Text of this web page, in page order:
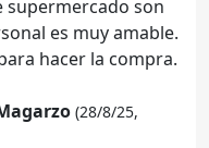
supermercado son
es muy amable.
hacer la compra.
(28/8/25,